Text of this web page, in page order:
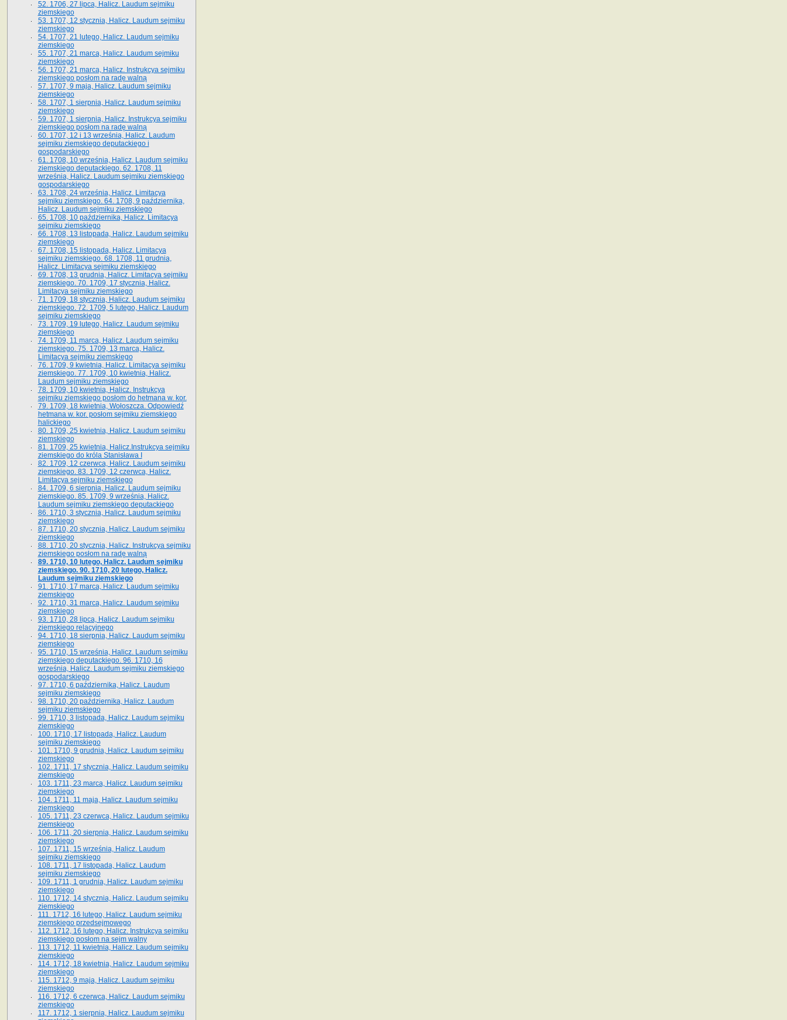
52. 1706, 27 lipca, Halicz. Laudum sejmiku
ziemskiego
53. 1707, 12 stycznia, Halicz. Laudum sejmiku
ziemskiego
54. 1707, 21 lutego, Halicz. Laudum sejmiku
ziemskiego
55. 1707, 21 marca, Halicz. Laudum sejmiku
ziemskiego
56. 1707, 21 marca, Halicz. Instrukcya sejmiku
ziemskiego posłom na radę walną
57. 1707, 9 maja, Halicz. Laudum sejmiku
ziemskiego
58. 1707, 1 sierpnia, Halicz. Laudum sejmiku
ziemskiego
59. 1707, 1 sierpnia, Halicz. Instrukcya sejmiku
ziemskiego posłom na radę walną
60. 1707, 12 i 13 września, Halicz. Laudum
sejmiku ziemskiego deputackiego i
gospodarskiego
61. 1708, 10 września, Halicz. Laudum sejmiku
ziemskiego deputackiego. 62. 1708, 11
września, Halicz. Laudum sejmiku ziemskiego
gospodarskiego
63. 1708, 24 września, Halicz. Limitacya
sejmiku ziemskiego. 64. 1708, 9 października,
Halicz. Laudum sejmiku ziemskiego
65­. 1708, 10 października, Halicz. Limitacya
sejmiku ziemskiego
66. 1708, 13 listopada, Halicz. Laudum sejmiku
ziemskiego
67. 1708, 15 listopada, Halicz. Limitacya
sejmiku ziemskiego. 68. 1708, 11 grudnia,
Halicz. Limitacya sejmiku ziemskiego
69. 1708, 13 grudnia, Halicz. Limitacya sejmiku
ziemskiego. 70. 1709, 17 stycznia, Halicz.
Limitacya sejmiku ziemskiego
71. 1709, 18 stycznia, Halicz. Laudum sejmiku
ziemskiego. 72. 1709, 5 lutego, Halicz. Laudum
sejmiku ziemskiego
73. 1709, 19 lutego, Halicz. Laudum sejmiku
ziemskiego
74. 1709, 11 marca, Halicz. Laudum sejmiku
ziemskiego. 75. 1709, 13 marca, Halicz.
Limitacya sejmiku ziemskiego
76. 1709, 9 kwietnia, Halicz. Limitacya sejmiku
ziemskiego. 77. 1709, 10 kwietnia, Halicz.
Laudum sejmiku ziemskiego
78. 1709, 10 kwietnia, Halicz. Instrukcya
sejmiku ziemskiego posłom do hetmana w. kor.
79. 1709, 18 kwietnia, Wołoszcza. Odpowiedź
hetmana w. kor. posłom sejmiku ziemskiego
halickiego
80. 1709, 25 kwietnia, Halicz. Laudum sejmiku
ziemskiego
81. 1709, 25 kwietnia, Halicz.Instrukcya sejmiku
ziemskiego do króla Stanisława I
82. 1709, 12 czerwca, Halicz. Laudum sejmiku
ziemskiego. 83. 1709, 12 czerwca, Halicz.
Limitacya sejmiku ziemskiego
84. 1709, 6 sierpnia, Halicz. Laudum sejmiku
ziemskiego. 85. 1709, 9 września, Halicz.
Laudum sejmiku ziemskiego deputackiego
86. 1710, 3 stycznia, Halicz. Laudum sejmiku
ziemskiego
87. 1710, 20 stycznia, Halicz. Laudum sejmiku
ziemskiego
88. 1710, 20 stycznia, Halicz. Instrukcya sejmiku
ziemskiego posłom na radę walną
89. 1710, 10 lutego, Halicz. Laudum sejmiku
ziemskiego. 90. 1710, 20 lutego, Halicz.
Laudum sejmiku ziemskiego
91. 1710, 17 marca, Halicz. Laudum sejmiku
ziemskiego
92. 1710, 31 marca, Halicz. Laudum sejmiku
ziemskiego
93. 1710, 28 lipca, Halicz. Laudum sejmiku
ziemskiego relacyjnego
94. 1710, 18 sierpnia, Halicz. Laudum sejmiku
ziemskiego
95. 1710, 15 września, Halicz. Laudum sejmiku
ziemskiego deputackiego. 96. 1710, 16
września, Halicz. Laudum sejmiku ziemskiego
gospodarskiego
97. 1710, 6 października, Halicz. Laudum
sejmiku ziemskiego
98. 1710, 20 października, Halicz. Laudum
sejmiku ziemskiego
99. 1710, 3 listopada, Halicz. Laudum sejmiku
ziemskiego
100. 1710, 17 listopada, Halicz. Laudum
sejmiku ziemskiego
101. 1710, 9 grudnia, Halicz. Laudum sejmiku
ziemskiego
102. 1711, 17 stycznia, Halicz. Laudum sejmiku
ziemskiego
103. 1711, 23 marca, Halicz. Laudum sejmiku
ziemskiego
104. 1711, 11 maja, Halicz. Laudum sejmiku
ziemskiego
105. 1711, 23 czerwca, Halicz. Laudum sejmiku
ziemskiego
106. 1711, 20 sierpnia, Halicz. Laudum sejmiku
ziemskiego
107. 1711, 15 września, Halicz. Laudum
sejmiku ziemskiego
108. 1711, 17 listopada, Halicz. Laudum
sejmiku ziemskiego
109. 1711, 1 grudnia, Halicz. Laudum sejmiku
ziemskiego
110. 1712, 14 stycznia, Halicz. Laudum sejmiku
ziemskiego
111. 1712, 16 lutego, Halicz. Laudum sejmiku
ziemskiego przedsejmowego
112. 1712, 16 lutego, Halicz. Instrukcya sejmiku
ziemskiego posłom na sejm walny
113. 1712, 11 kwietnia, Halicz. Laudum sejmiku
ziemskiego
114. 1712, 18 kwietnia, Halicz. Laudum sejmiku
ziemskiego
115. 1712, 9 maja, Halicz. Laudum sejmiku
ziemskiego
116. 1712, 6 czerwca, Halicz. Laudum sejmiku
ziemskiego
117. 1712, 1 sierpnia, Halicz. Laudum sejmiku